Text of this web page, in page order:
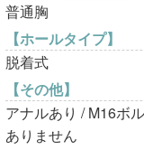
普通胸
【ホールタイプ】
脱着式
【その他】
アナルあり / M16ボ
ありません